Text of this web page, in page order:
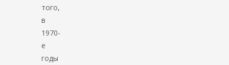
того,
в
1970-
е
годы